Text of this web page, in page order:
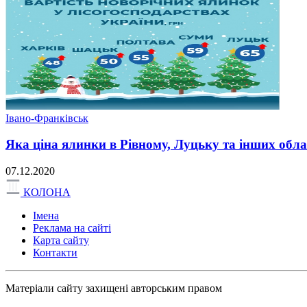
Івано-Франківськ
Яка ціна ялинки в Рівному, Луцьку та інших
07.12.2020
КОЛОНА
Імена
Реклама на сайті
Карта сайту
Контакти
Матеріали сайту захищені авторським правом